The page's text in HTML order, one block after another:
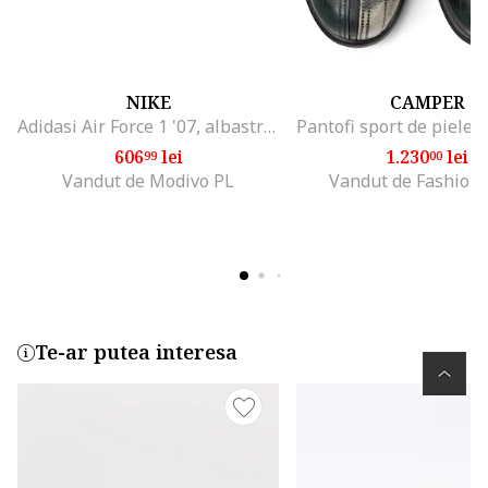
NIKE
Adidasi Air Force 1 '07, albastru, piele naturala
60699lei
Vandut de Modivo PL
CAMPER
1.23000lei
Vandut de Fashion
Te-ar putea interesa